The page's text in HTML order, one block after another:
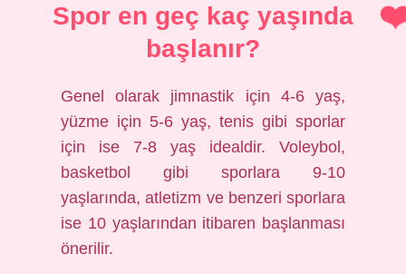
Spor en geç kaç yaşında
başlanır?
Genel olarak jimnastik için 4-6 yaş,
yüzme için 5-6 yaş, tenis gibi sporlar
için ise 7-8 yaş idealdir. Voleybol,
basketbol gibi sporlara 9-10
yaşlarında, atletizm ve benzeri sporlara
ise 10 yaşlarından itibaren başlanması
önerilir.